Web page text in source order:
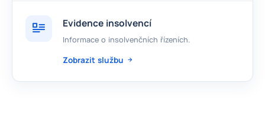
Evidence insolvencí
Informace o insolvenčních řízeních.
Zobrazit službu